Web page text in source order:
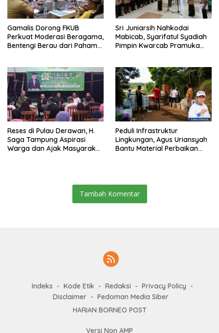
Gamalis Dorong FKUB
Perkuat Moderasi Beragama,
Bentengi Berau dari Paham
Sri Juniarsih Nahkodai
Mabicab, Syarifatul Syadiah
Pimpin Kwarcab Pramuka
Reses di Pulau Derawan, H.
Saga Tampung Aspirasi
Warga dan Ajak Masyarakat
Peduli Infrastruktur
Lingkungan, Agus Uriansyah
Bantu Material Perbaikan
Tambah Komentar
Indeks Kode Etik Redaksi
Privacy Policy
Disclaimer
Pedoman Media Siber
HARIAN BORNEO POST
Versi Non AMP